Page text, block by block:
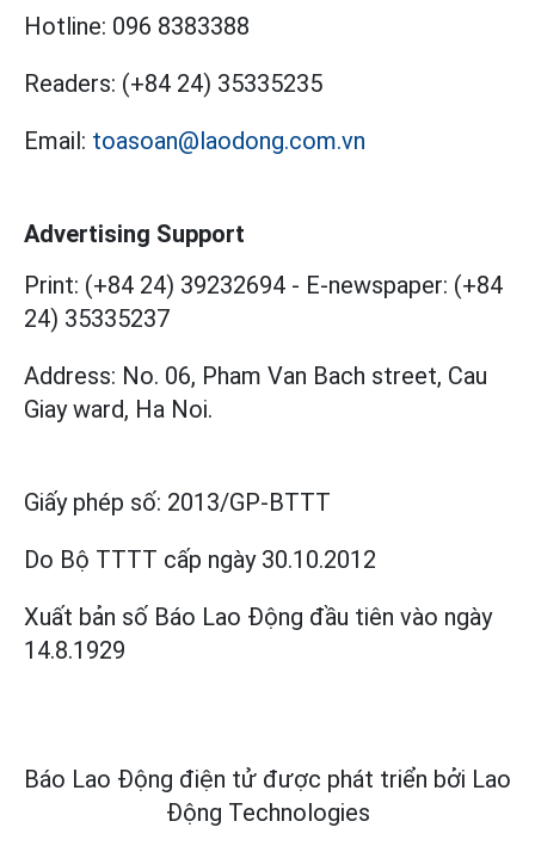
Hotline: 096 8383388
Readers: (+84 24) 35335235
Email: toasoan@laodong.com.vn
Advertising Support
Print: (+84 24) 39232694 - E-newspaper: (+84
24) 35335237
Address: No. 06, Pham Van Bach street, Cau
Giay ward, Ha Noi.
Giấy phép số: 2013/GP-BTTT
Do Bộ TTTT cấp ngày 30.10.2012
Xuất bản số Báo Lao Động đầu tiên vào ngày
14.8.1929
Báo Lao Động điện tử được phát triển bởi Lao
Động Technologies